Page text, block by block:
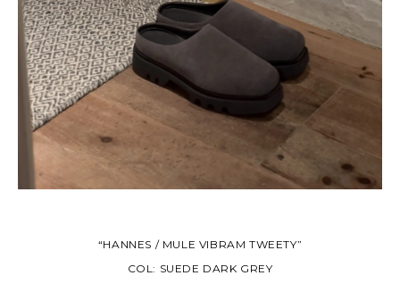
“HANNES / MULE VIBRAM TWEETY”
COL: SUEDE DARK GREY